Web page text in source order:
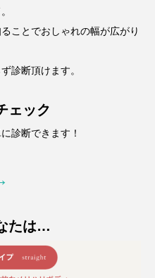
ことでおしゃれの幅が広がり
診断頂けます。
ェック
診断できます！
たは…